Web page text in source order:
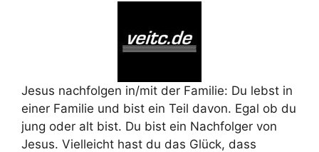
Jesus nachfolgen in/mit der Familie: Du lebst in
einer Familie und bist ein Teil davon. Egal ob du
jung oder alt bist. Du bist ein Nachfolger von
Jesus. Vielleicht hast du das Glück, dass